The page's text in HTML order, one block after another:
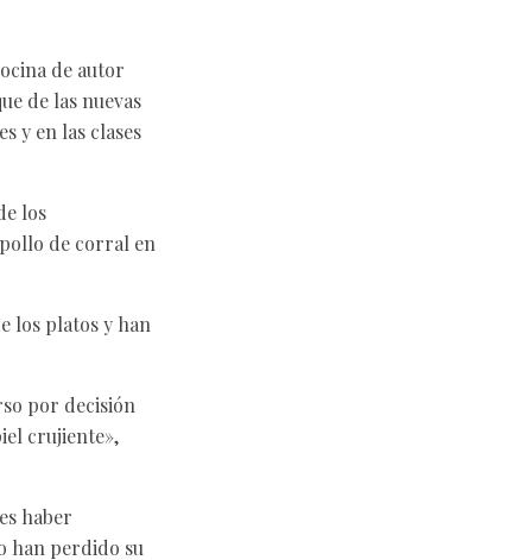
de autor
de las nuevas
y en las clases
los
de corral en
los platos y han
por decisión
crujiente»,
haber
han perdido su